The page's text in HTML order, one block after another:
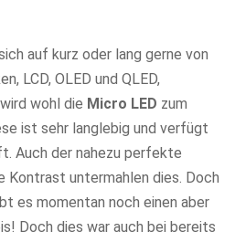
auf kurz oder lang gerne von
LCD, OLED und QLED,
wohl die Micro LED zum
ist sehr langlebig und verfügt
Auch der nahezu perfekte
Kontrast untermahlen dies. Doch
es momentan noch einen aber
Doch dies war auch bei bereits